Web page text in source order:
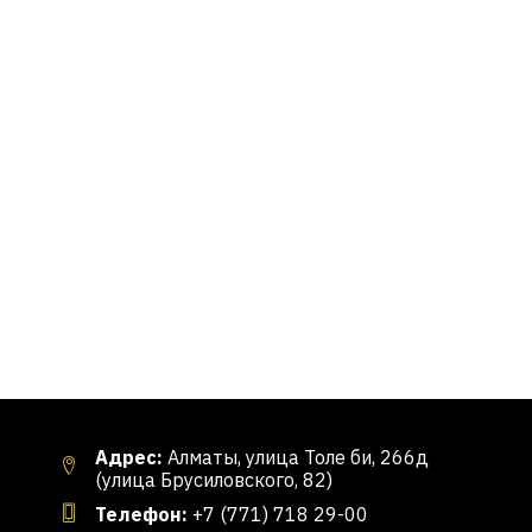
Адрес: Алматы, улица Толе би, 266д
(улица Брусиловского, 82)
Телефон: +7 (771) 718 29-00